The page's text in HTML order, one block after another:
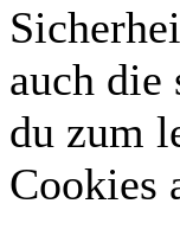
auch die
du zum
Cookies